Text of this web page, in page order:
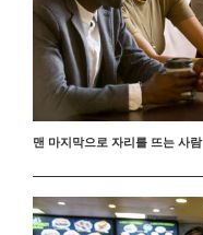
맨 마지막으로 자리를 뜨는 사람